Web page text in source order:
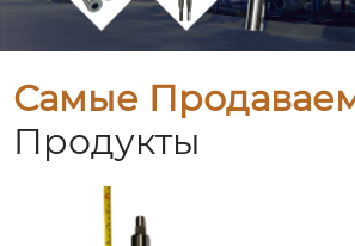
Самые
Продукты